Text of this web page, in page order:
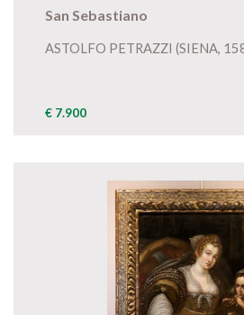
San Sebastiano
ASTOLFO PETRAZZI (SIENA,
€ 7.900